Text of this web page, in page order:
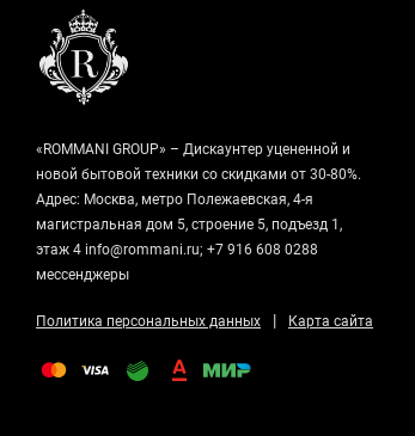
«ROMMANI GROUP» – Дискаунтер уцененной и
новой бытовой техники со скидками от 30-80%.
Адрес: Москва, метро Полежаевская, 4-я
магистральная дом 5, строение 5, подъезд 1,
этаж 4 info@rommani.ru; +7 916 608 0288
мессенджеры
Политика персональных данных | Карта сайта